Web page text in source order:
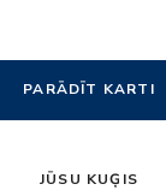
PARĀDĪT KARTI
JŪSU KUĢIS